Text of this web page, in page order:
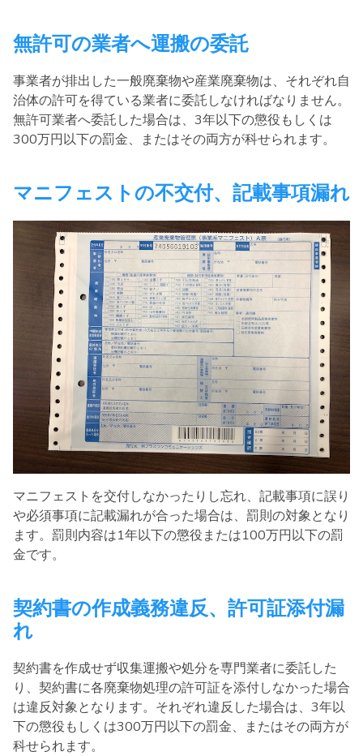
無許可の業者へ運搬の委託
事業者が排出した一般廃棄物や産業廃棄物は、それぞれ自
治体の許可を得ている業者に委託しなければなりません。
無許可業者へ委託した場合は、3年以下の懲役もしくは
300万円以下の罰金、またはその両方が科せられます。
マニフェストの不交付、記載事項漏れ
マニフェストを交付しなかったりし忘れ、記載事項に誤り
や必須事項に記載漏れが合った場合は、罰則の対象となり
ます。罰則内容は1年以下の懲役または100万円以下の罰
金です。
契約書の作成義務違反、許可証添付漏
れ
契約書を作成せず収集運搬や処分を専門業者に委託した
り、契約書に各廃棄物処理の許可証を添付しなかった場合
は違反対象となります。それぞれ違反した場合は、3年以
下の懲役もしくは300万円以下の罰金、またはその両方が
科せられます。